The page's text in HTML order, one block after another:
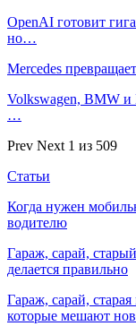
OpenAI готовит
но…
Mercedes
Volkswagen, BMW и
…
Prev Next 1 из 509
Статьи
Когда нужен
водителю
Гараж, сарай,
делается правильно
Гараж, сарай,
которые мешают